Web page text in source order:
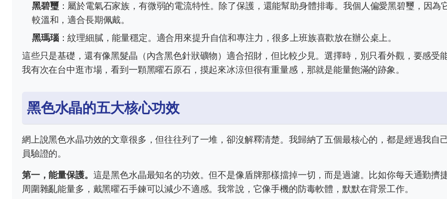
黑碧璽：屬於電氣石家族，有微弱的電流特性。除了保護，還能幫助身體排毒。我個人偏愛黑碧璽，因為
較溫和，適合長期佩戴。
黑瑪瑙：紋理細膩，能量穩定。適合用來提升自信和專注力，很多上班族喜歡放在辦公桌上。
這些只是基礎，還有像黑髮晶（內含黑色針狀礦物）適合招財，但比較少見。選擇時，別只看外觀，要感受能
我有次在台中逛市場，看到一顆黑曜石原石，摸起來冰涼但很有重量感，那就是能量飽滿的跡象。
黑色水晶的五大核心功效
網上說黑色水晶功效的文章很多，但往往列了一堆，卻沒解釋清楚。我歸納了五個最核心的，都是經過我自
員驗證的。
第一，能量保護。 這是黑色水晶最知名的功效。但不是像盾牌那樣擋掉一切，而是過濾。比如你每天通勤擠
周圍雜亂能量多，戴黑曜石手鍊可以減少不適感。我常說，它像手機的防毒軟體，默默在背景工作。